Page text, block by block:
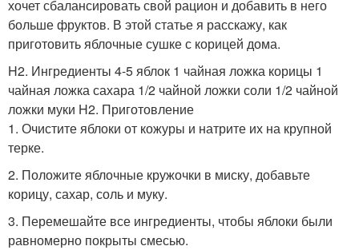
хочет сбалансировать свой рацион и добавить в него
больше фруктов. В этой статье я расскажу, как
приготовить яблочные сушке с корицей дома.
H2. Ингредиенты 4-5 яблок 1 чайная ложка корицы 1
чайная ложка сахара 1/2 чайной ложки соли 1/2 чайной
ложки муки H2. Приготовление
1. Очистите яблоки от кожуры и натрите их на крупной
терке.
2. Положите яблочные кружочки в миску, добавьте
корицу, сахар, соль и муку.
3. Перемешайте все ингредиенты, чтобы яблоки были
равномерно покрыты смесью.